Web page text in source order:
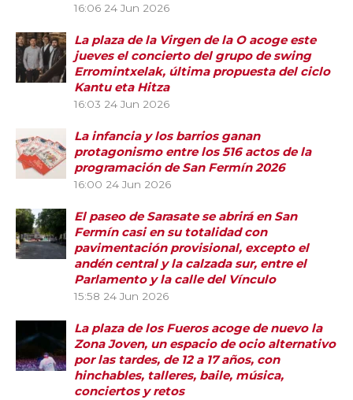
16:06 24 Jun 2026
La plaza de la Virgen de la O acoge este
jueves el concierto del grupo de swing
Erromintxelak, última propuesta del ciclo
Kantu eta Hitza
16:03 24 Jun 2026
La infancia y los barrios ganan
protagonismo entre los 516 actos de la
programación de San Fermín 2026
16:00 24 Jun 2026
El paseo de Sarasate se abrirá en San
Fermín casi en su totalidad con
pavimentación provisional, excepto el
andén central y la calzada sur, entre el
Parlamento y la calle del Vínculo
15:58 24 Jun 2026
La plaza de los Fueros acoge de nuevo la
Zona Joven, un espacio de ocio alternativo
por las tardes, de 12 a 17 años, con
hinchables, talleres, baile, música,
conciertos y retos